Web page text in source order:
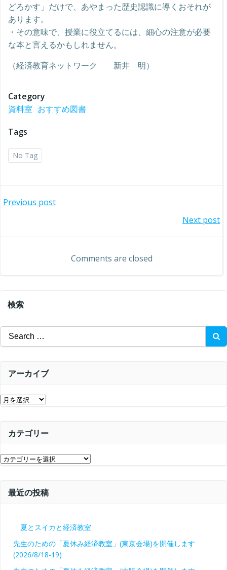
どろかす」だけで、あやまった歴史認識に導くおそれが
あります。
・その意味で、授業に役立てるには、細心の注意が必要
な本と言えるかもしれません。
（経済教育ネットワーク 新井 明）
Category
資料室 おすすめ図書
Tags
No Tag
投
ゲ
ー
シ
ョ
ン
Previous post
ビ
ゲ
ー
シ
ョ
Next post
Comments are closed
検索
Search
for:
アーカイブ
ア
カテゴリー
カ
最近の投稿
夏とスイカと経済教室
先生のための「夏休み経済教室」(東京会場)を開催します
(2026/8/18-19)